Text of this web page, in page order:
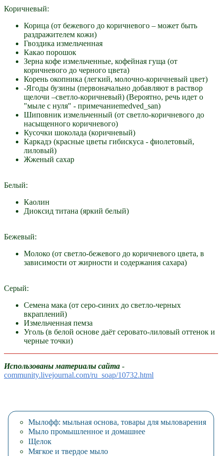
Коричневый:
Корица (от бежевого до коричневого – может быть
раздражителем кожи)
Гвоздика измельченная
Какао порошок
Зерна кофе измельченные, кофейная гуща (от
коричневого до черного цвета)
Корень окопника (легкий, молочно-коричневый цвет)
-Ягоды бузины (первоначально добавляют в раствор
щелочи –светло-коричневый) (Вероятно, речь идет о
"мыле с нуля" - примечаниеmedved_san)
Шиповник измельченный (от светло-коричневого до
насыщенного коричневого)
Кусочки шоколада (коричневый)
Каркадэ (красные цветы гибискуса - фиолетовый,
лиловый)
Жженый сахар
Белый:
Каолин
Диоксид титана (яркий белый)
Бежевый:
Молоко (от светло-бежевого до коричневого цвета, в
зависимости от жирности и содержания сахара)
Серый:
Семена мака (от серо-синих до светло-черных
вкраплений)
Измельченная пемза
Уголь (в белой основе даёт серовато-лиловый оттенок и
черные точки)
Использованы материалы сайта -
community.livejournal.com/ru_soap/10732.html
Мылофф: мыльная основа, товары для мыловарения
Мыло промышленное и домашнее
Щелок
Мягкое и твердое мыло